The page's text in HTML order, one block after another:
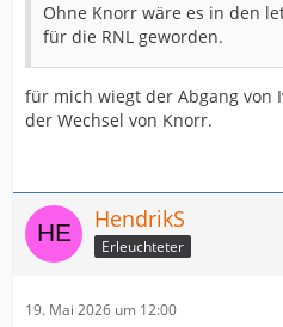
Ohne Knorr wäre es in den
für die RNL geworden.
für mich wiegt der Abgang von
der Wechsel von Knorr.
HendrikS
Erleuchteter
19. Mai 2026 um 12:00